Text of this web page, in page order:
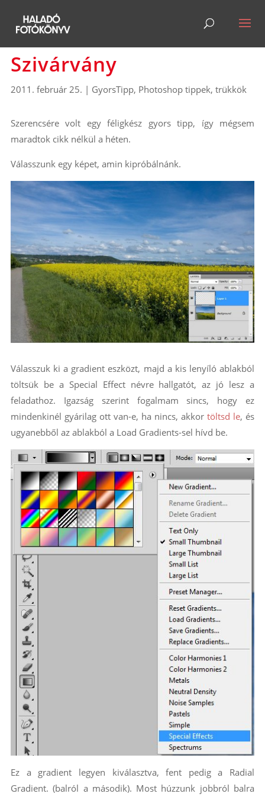
Szivárvány
2011. február 25. | GyorsTipp, Photoshop tippek, trükkök
Szerencsére volt egy féligkész gyors tipp, így mégsem
maradtok cikk nélkül a héten.
Válasszunk egy képet, amin kipróbálnánk.
Válasszuk ki a gradient eszközt, majd a kis lenyíló ablakból
töltsük be a Special Effect névre hallgatót, az jó lesz a
feladathoz. Igazság szerint fogalmam sincs, hogy ez
mindenkinél gyárilag ott van-e, ha nincs, akkortöltsd le, és
ugyanebből az ablakból a Load Gradients-sel hívd be.
Ez a gradient legyen kiválasztva, fent pedig a Radial
Gradient. (balról a második). Most húzzunk jobbról balra